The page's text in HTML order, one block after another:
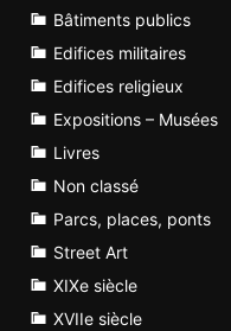
Bâtiments publics
Edifices militaires
Edifices religieux
Expositions – Musées
Livres
Non classé
Parcs, places, ponts
Street Art
XIXe siècle
XVIIe siècle